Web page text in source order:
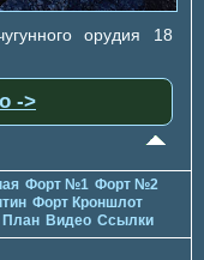
орудия 18
->
Форт №1 Форт №2
Форт Кроншлот
План Видео Ссылки